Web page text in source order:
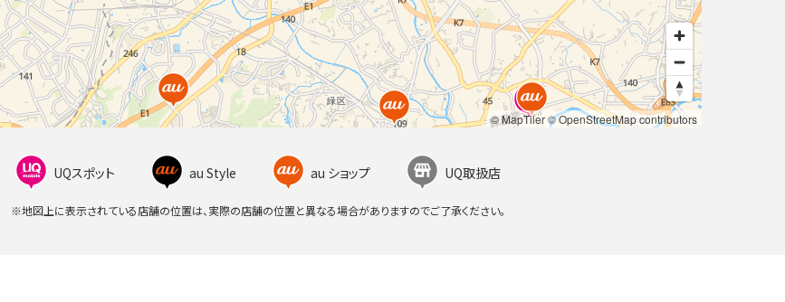
© MapTiler© OpenStreetMap contributors
UQスポット au Style au ショップ UQ取扱店
※地図上に表示されている店舗の位置は、実際の店舗の位置と異なる場合がありますのでご了承ください。